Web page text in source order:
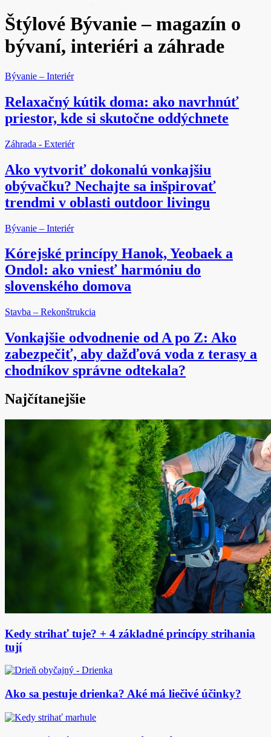
Štýlové Bývanie – magazín o
bývaní, interiéri a záhrade
Bývanie – Interiér
Relaxačný kútik doma: ako navrhnúť
priestor, kde si skutočne oddýchnete
Záhrada - Exteriér
Ako vytvoriť dokonalú vonkajšiu
obývačku? Nechajte sa inšpirovať
trendmi v oblasti outdoor livingu
Bývanie – Interiér
Kórejské princípy Hanok, Yeobaek a
Ondol: ako vniesť harmóniu do
slovenského domova
Stavba – Rekonštrukcia
Vonkajšie odvodnenie od A po Z: Ako
zabezpečiť, aby dažďová voda z terasy a
chodníkov správne odtekala?
Najčítanejšie
Kedy strihať tuje? + 4 základné princípy strihania
tují
Ako sa pestuje drienka? Aké má liečivé účinky?